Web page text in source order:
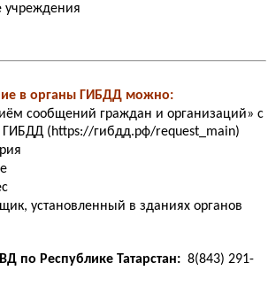
учреждения
в органы ГИБДД можно:
сообщений граждан и организаций» с
ГИБДД (https://гибдд.рф/request_main)
установленный в зданиях органов
по Республике Татарстан: 8(843) 291-